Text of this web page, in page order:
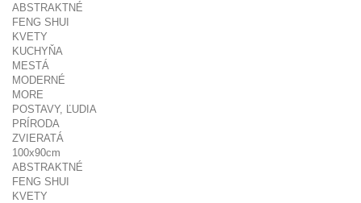
ABSTRAKTNÉ
FENG SHUI
KVETY
KUCHYŇA
MESTÁ
MODERNÉ
MORE
POSTAVY, ĽUDIA
PRÍRODA
ZVIERATÁ
100x90cm
ABSTRAKTNÉ
FENG SHUI
KVETY